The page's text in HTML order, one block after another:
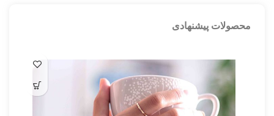
محصولات پیشنهادی